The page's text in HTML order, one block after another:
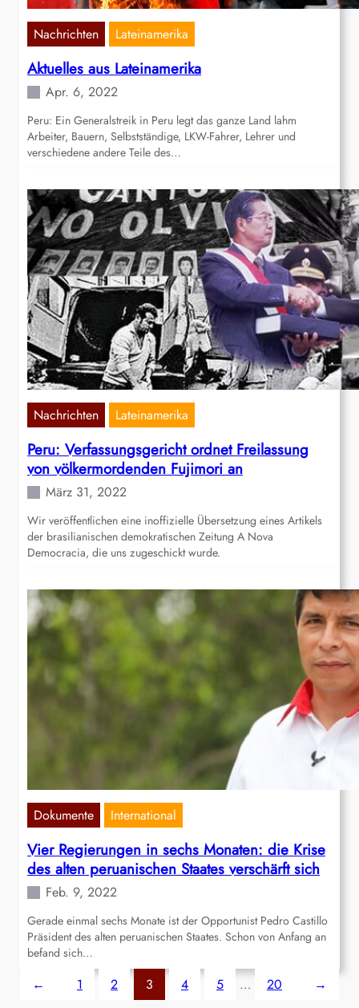
Nachrichten Lateinamerika
Aktuelles aus Lateinamerika
Apr. 6, 2022
Peru: Ein Generalstreik in Peru legt das ganze Land lahm
Arbeiter, Bauern, Selbstständige, LKW-Fahrer, Lehrer und
verschiedene andere Teile des…
Nachrichten Lateinamerika
Peru: Verfassungsgericht ordnet Freilassung
von völkermordenden Fujimori an
März 31, 2022
Wir veröffentlichen eine inoffizielle Übersetzung eines Artikels
der brasilianischen demokratischen Zeitung A Nova
Democracia, die uns zugeschickt wurde.
Dokumente International
Vier Regierungen in sechs Monaten: die Krise
des alten peruanischen Staates verschärft sich
Feb. 9, 2022
Gerade einmal sechs Monate ist der Opportunist Pedro Castillo
Präsident des alten peruanischen Staates. Schon von Anfang an
befand sich…
← 1 2 3 4 5 … 20 →